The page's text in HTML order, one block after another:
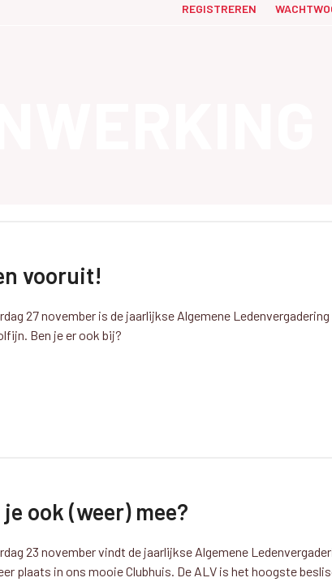
REGISTREREN
vooruit!
27 november is de jaarlijkse Algemene
Ben je er ook bij?
je ook (weer) mee?
23 november vindt de jaarlijkse Algemene
plaats in ons mooie Clubhuis. De ALV is het hoogste